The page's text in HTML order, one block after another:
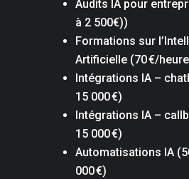
Audits IA pour
à 2 500€))
Formations sur
Artificielle (70 €/
Intégrations IA –
15 000 €)
Intégrations IA –
15 000 €)
Automatisations IA
000 €)